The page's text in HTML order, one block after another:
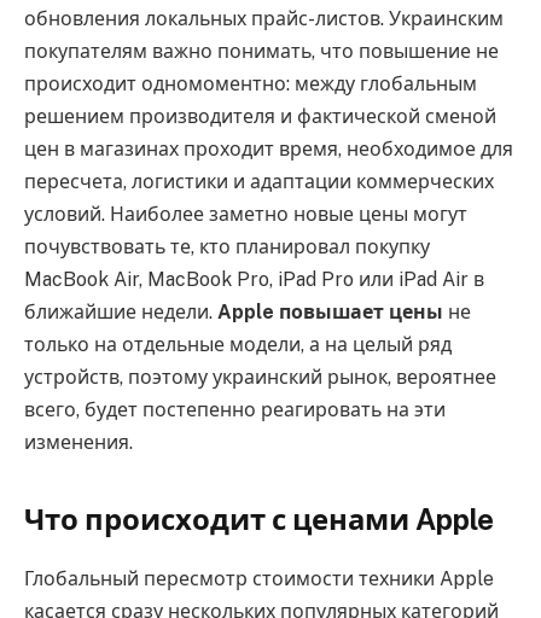
обновления локальных прайс-листов. Украинским
покупателям важно понимать, что повышение не
происходит одномоментно: между глобальным
решением производителя и фактической сменой
цен в магазинах проходит время, необходимое для
пересчета, логистики и адаптации коммерческих
условий. Наиболее заметно новые цены могут
почувствовать те, кто планировал покупку
MacBook Air, MacBook Pro, iPad Pro или iPad Air в
ближайшие недели. Apple повышает цены не
только на отдельные модели, а на целый ряд
устройств, поэтому украинский рынок, вероятнее
всего, будет постепенно реагировать на эти
изменения.
Что происходит с ценами Apple
Глобальный пересмотр стоимости техники Apple
касается сразу нескольких популярных категорий